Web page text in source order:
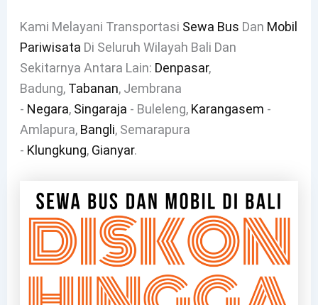
Kami Melayani Transportasi Sewa Bus Dan Mobil
Pariwisata Di Seluruh Wilayah Bali Dan
Sekitarnya Antara Lain: Denpasar,
Badung, Tabanan, Jembrana
- Negara, Singaraja - Buleleng, Karangasem -
Amlapura, Bangli, Semarapura
- Klungkung, Gianyar.